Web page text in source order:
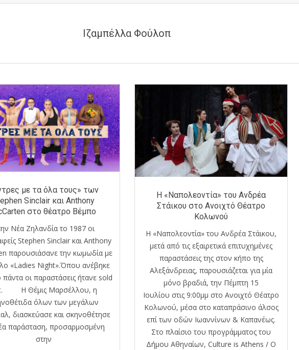
Ιζαμπέλλα Φούλοπ
με τα όλα τους» των
Sinclair και Anthony
στο θέατρο Βέμπο
Νέα Ζηλανδία το 1987 οι
Stephen Sinclair και Anthony
παρουσιάσανε την κωμωδία με
«Ladies Night».Όπου ανέβηκε
πάντα οι παραστάσεις ήτανε sold
H Θέμις Μαρσέλλου, η
όλων των μεγάλων
διασκεύασε και σκηνοθέτησε
παράσταση, προσαρμοσμένη
στην
Η «Ναπολεοντία» του Ανδρέα
Στάικου στο Ανοιχτό Θέατρο
Κολωνού
Η «Ναπολεοντία» του Ανδρέα Στάικου,
μετά από τις εξαιρετικά επιτυχημένες
παραστάσεις της στον κήπο της
Αλεξάνδρειας, παρουσιάζεται για μία
μόνο βραδιά, την Πέμπτη 15
Ιουλίου στις 9:00μμ στο Ανοιχτό Θέατρο
Κολωνού, μέσα στο καταπράσινο άλσος
επί των οδών Ιωαννίνων & Καπανέως.
Στο πλαίσιο του προγράμματος του
Δήμου Αθηναίων, Culture is Athens / Ο